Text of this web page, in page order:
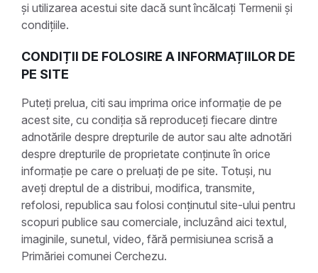
și utilizarea acestui site dacă sunt încălcați Termenii și
condițiile.
CONDIȚII DE FOLOSIRE A INFORMAȚIILOR DE
PE SITE
Puteți prelua, citi sau imprima orice informație de pe
acest site, cu condiția să reproduceți fiecare dintre
adnotările despre drepturile de autor sau alte adnotări
despre drepturile de proprietate conținute în orice
informație pe care o preluați de pe site. Totuși, nu
aveți dreptul de a distribui, modifica, transmite,
refolosi, republica sau folosi conținutul site-ului pentru
scopuri publice sau comerciale, incluzând aici textul,
imaginile, sunetul, video, fără permisiunea scrisă a
Primăriei comunei Cerchezu.